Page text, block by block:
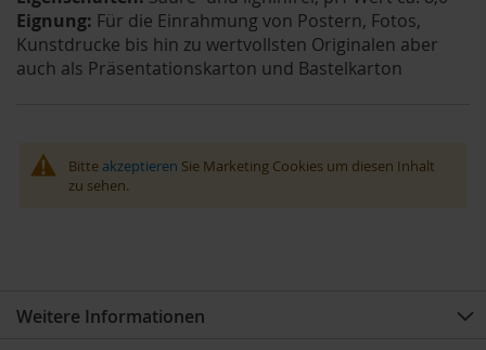
Eignung: Für die Einrahmung von Postern, Fotos,
Kunstdrucke bis hin zu wertvollsten Originalen aber
auch als Präsentationskarton und Bastelkarton
Bitte akzeptieren Sie Marketing Cookies um diesen Inhalt
zu sehen.
Weitere Informationen